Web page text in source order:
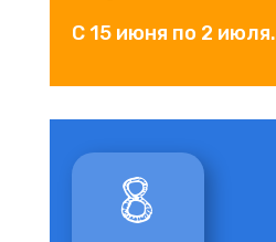
С 15 июня по 2 июля.
8